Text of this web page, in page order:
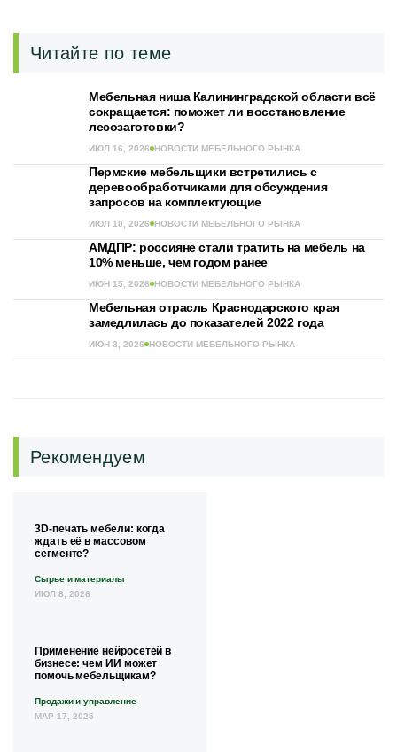
Читайте по теме
Мебельная ниша Калининградской области всё
сокращается: поможет ли восстановление
лесозаготовки?
ИЮЛ 16, 2026 НОВОСТИ МЕБЕЛЬНОГО РЫНКА
Пермские мебельщики встретились с
деревообработчиками для обсуждения
запросов на комплектующие
ИЮЛ 10, 2026 НОВОСТИ МЕБЕЛЬНОГО РЫНКА
АМДПР: россияне стали тратить на мебель на
10% меньше, чем годом ранее
ИЮН 15, 2026 НОВОСТИ МЕБЕЛЬНОГО РЫНКА
Мебельная отрасль Краснодарского края
замедлилась до показателей 2022 года
ИЮН 3, 2026 НОВОСТИ МЕБЕЛЬНОГО РЫНКА
Рекомендуем
3D-печать мебели: когда
ждать её в массовом
сегменте?
Сырье и материалы
ИЮЛ 8, 2026
Применение нейросетей в
бизнесе: чем ИИ может
помочь мебельщикам?
Продажи и управление
МАР 17, 2025